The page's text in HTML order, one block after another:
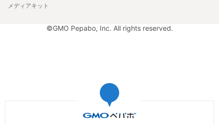
メディアキット
©GMO Pepabo, Inc. All rights reserved.